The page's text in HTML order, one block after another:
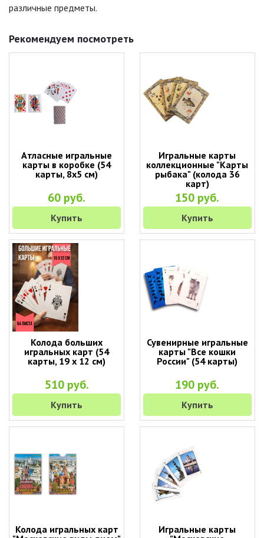
различные предметы.
Рекомендуем посмотреть
Атласные игральные
карты в коробке (54
карты, 8х5 см)
60 руб.
Купить
Игральные карты
коллекционные "Карты
рыбака" (колода 36
карт)
150 руб.
Купить
Колода больших
игральных карт (54
карты, 19 х 12 см)
510 руб.
Купить
Сувенирные игральные
карты "Все кошки
России" (54 карты)
190 руб.
Купить
Колода игральных карт
Игральные карты